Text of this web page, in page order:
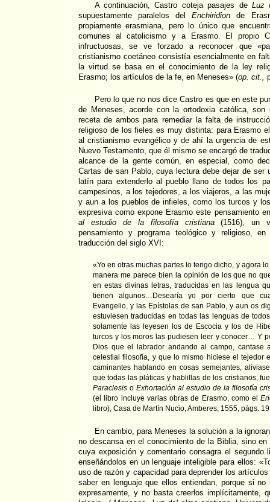
A continuación, Castro coteja pasajes deLuz
supuestamente paralelos delEnchiridion de
propiamente erasmiana, pero lo único que
comunes al catolicismo y a Erasmo. El propio
infructuosas, se ve forzado a reconocer que
cristianismo coetáneo consistía esencialmente en
la virtud se basa en el conocimiento de la ley
Erasmo; los artículos de la fe, en Meneses» (op. cit.,
Pero lo que no nos dice Castro es que en este
de Meneses, acorde con la ortodoxia católica, son
receta de ambos para remediar la falta de
religioso de los fieles es muy distinta: para Erasmo
al cristianismo evangélico y de ahí la urgencia de
Nuevo Testamento, que él mismo se encargó de
alcance de la gente común, en especial, como
Cartas de san Pablo, cuya lectura debe dejar de ser
latín para extenderlo al pueblo llano de todos los
campesinos, a los tejedores, a los viajeros, a las
y aun a los pueblos de infieles, como los turcos y
expresiva como expone Erasmo este pensamiento
al estudio de la filosofía cristiana(1516), un
pensamiento y programa teológico y religioso,
traducción del siglo XVI:
«Yo en otras muchas partes lo tengo dicho, y agora
manera me parece bien la opinión de los que no
en estas divinas letras, traducidas en las lengua
tienen algunos…Desearía yo por cierto que
Evangelio, y las Epístolas de san Pablo, y aun os
estuviesen traducidas en todas las lenguas de
solamente las leyesen los de Escocia y los de
turcos y los moros las pudiesen leer y conocer… Y
Dios que el labrador andando al campo, cantase
celestial filosofía, y que lo mismo hiciese el tejedor
caminantes hablando en cosas semejantes,
que todas las pláticas y hablillas de los cristianos,
Paraclesis o Exhortación al estudio de la filosofía
(el libro incluye varias obras de Erasmo, como el
libro), Casa de Martín Nucio, Amberes, 1555, págs.
En cambio, para Meneses la solución a la
no descansa en el conocimiento de la Biblia, sino
cuya exposición y comentario consagra el
enseñándolos en un lenguaje inteligible para ellos:
uso de razón y capacidad para deprender los
saber en lenguaje que ellos entiendan, porque si
expresamente, y no basta creerlos implícitamente,